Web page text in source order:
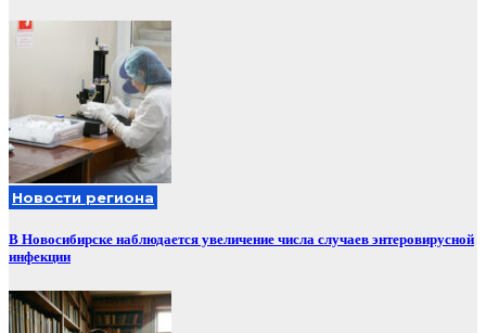
Новости региона
В Новосибирске наблюдается увеличение числа случаев энтеровирусной
инфекции